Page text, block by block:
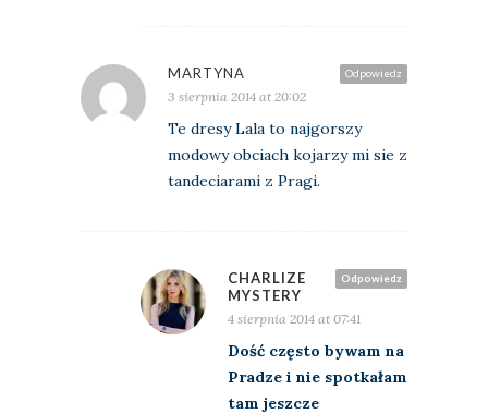
Odpowiedz
MARTYNA
3 sierpnia 2014 at 20:02
Te dresy Lala to najgorszy
modowy obciach kojarzy mi sie z
tandeciarami z Pragi.
Odpowiedz
CHARLIZE
MYSTERY
4 sierpnia 2014 at 07:41
Dość często bywam na
Pradze i nie spotkałam
tam jeszcze